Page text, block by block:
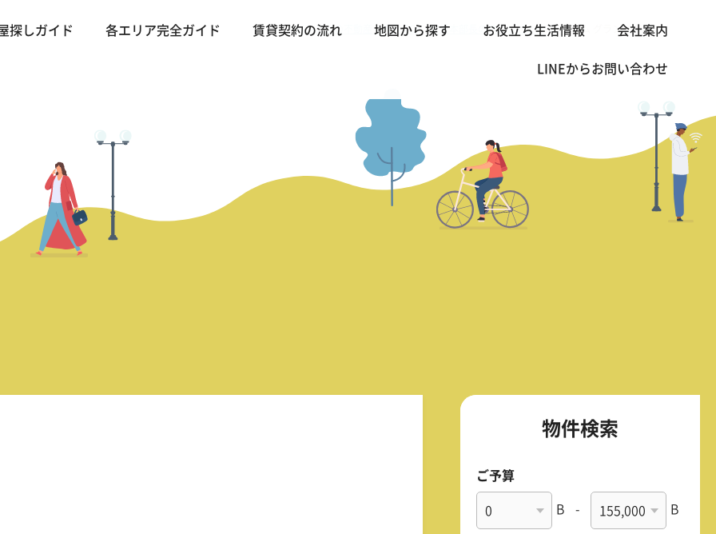
探しガイド 各エリア完全ガイド 賃貸契約の流れ 地図から探す お役立ち生活情報 会社案内
LINEからお問い合わせ
バンコクの不動産・賃貸 TOP>営業本部長の熱血レビュー>シーロム グランド テラス
物件検索
ご予算
B - B